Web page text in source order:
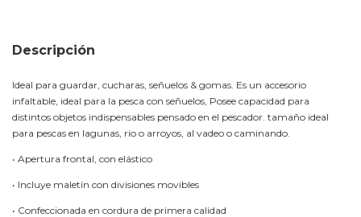
Descripción
Ideal para guardar, cucharas, señuelos & gomas. Es un accesorio
infaltable, ideal para la pesca con señuelos, Posee capacidad para
distintos objetos indispensables pensado en el pescador. tamaño ideal
para pescas en lagunas, rio o arroyos, al vadeo o caminando.
• Apertura frontal, con elástico
• Incluye maletín con divisiones movibles
• Confeccionada en cordura de primera calidad